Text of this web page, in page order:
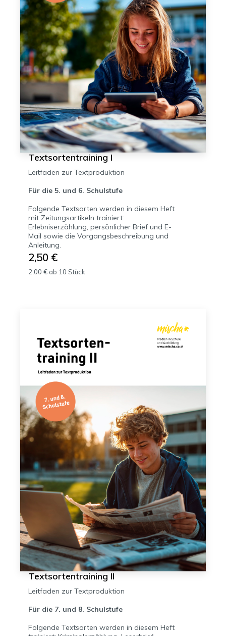
Textsortentraining I
Leitfaden zur Textproduktion
Für die 5. und 6. Schulstufe
Folgende Textsorten werden in diesem Heft
mit Zeitungsartikeln trainiert:
Erlebniserzählung, persönlicher Brief und E-
Mail sowie die Vorgangsbeschreibung und
Anleitung.
2,50 €
2,00 € ab 10 Stück
Textsortentraining II
Leitfaden zur Textproduktion
Für die 7. und 8. Schulstufe
Folgende Textsorten werden in diesem Heft